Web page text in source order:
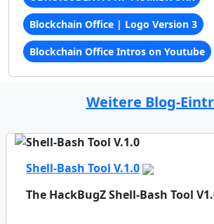
Blockchain Office | Logo Version 3
Blockchain Office Intros on Youtube
Weitere Blog-
Shell-Bash Tool V.1.0
The HackBugZ Shell-Bash Tool